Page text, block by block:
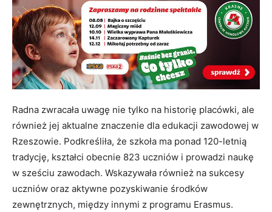
Radna zwracała uwagę nie tylko na historię placówki, ale
również jej aktualne znaczenie dla edukacji zawodowej w
Rzeszowie. Podkreśliła, że szkoła ma ponad 120-letnią
tradycję, kształci obecnie 823 uczniów i prowadzi naukę
w sześciu zawodach. Wskazywała również na sukcesy
uczniów oraz aktywne pozyskiwanie środków
zewnętrznych, między innymi z programu Erasmus.